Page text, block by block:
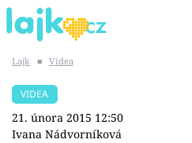
SHOPAHOLICADEL
Lajk ■ Videa
VIDEA
21. února 2015 12:50
Ivana Nádvorníková